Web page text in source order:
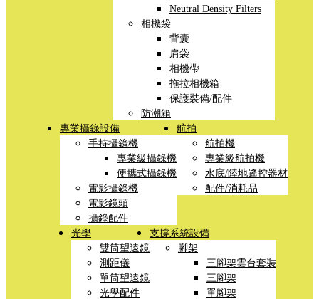
Neutral Density Filters
相機袋
背囊
肩袋
相機帶
拖拉相機箱
保護裝備/配件
防潮箱
專業攝錄設備
手持攝錄機
專業級攝錄機
便攜式攝錄機
電影攝錄機
電影鏡頭
攝錄配件
航拍
航拍機
專業級航拍機
水底/陸地遙控器材
配件/消耗品
光學
雙筒望遠鏡
測距儀
單筒望遠鏡
光學配件
支撐系統設備
腳架
三腳架雲台套裝
三腳架
單腳架